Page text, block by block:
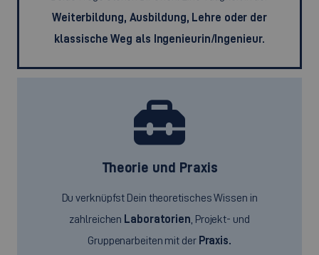
Weiterbildung, Ausbildung, Lehre oder der
klassische Weg als Ingenieurin/Ingenieur.
Theorie und Praxis
Du verknüpfst Dein theoretisches Wissen in
zahlreichen Laboratorien , Projekt- und
Gruppenarbeiten mit der Praxis.